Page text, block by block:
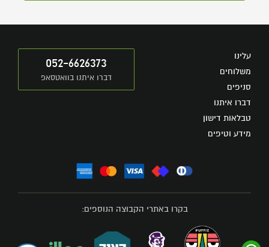
עלינו
משלוחים
סניפים
דברו איתנו
טבלאות דישון
מידע וטיפים
052-6626373
דברו איתנו בוואטסאפ
בקרו באתרי הקבוצה הנוספים: